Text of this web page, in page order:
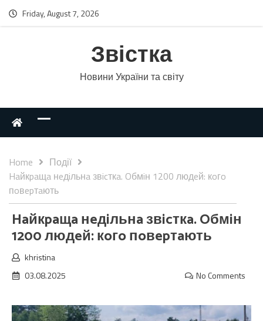
Friday, August 7, 2026
Звістка
Новини України та світу
Home
Події
Haйкpaщa нeдiльнa звicткa. Oбмiн 1200 людeй: кoгo
пoвepтaють
Haйкpaщa нeдiльнa звicткa. Oбмiн
1200 людeй: кoгo пoвepтaють
khristina
03.08.2025
No Comments